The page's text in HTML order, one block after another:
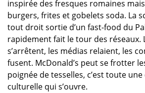
inspirée des fresques romaines
burgers, frites et gobelets soda. La
tout droit sortie d’un fast-food du
rapidement fait le tour des réseaux.
s’arrêtent, les médias relaient, les
fusent. McDonald’s peut se frotter
poignée de tesselles, c’est toute
culturelle qui s’ouvre.